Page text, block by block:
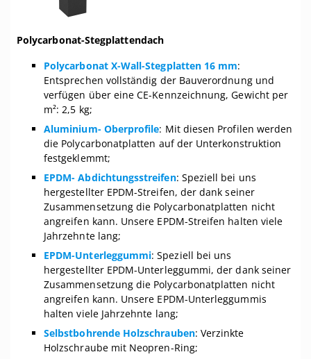
Polycarbonat-Stegplattendach
Polycarbonat X-Wall-Stegplatten 16 mm:
Entsprechen vollständig der Bauverordnung und
verfügen über eine CE-Kennzeichnung, Gewicht per
m²: 2,5 kg;
Aluminium- Oberprofile: Mit diesen Profilen werden
die Polycarbonatplatten auf der Unterkonstruktion
festgeklemmt;
EPDM- Abdichtungsstreifen: Speziell bei uns
hergestellter EPDM-Streifen, der dank seiner
Zusammensetzung die Polycarbonatplatten nicht
angreifen kann. Unsere EPDM-Streifen halten viele
Jahrzehnte lang;
EPDM-Unterleggummi: Speziell bei uns
hergestellter EPDM-Unterleggummi, der dank seiner
Zusammensetzung die Polycarbonatplatten nicht
angreifen kann. Unsere EPDM-Unterleggummis
halten viele Jahrzehnte lang;
Selbstbohrende Holzschrauben: Verzinkte
Holzschraube mit Neopren-Ring;